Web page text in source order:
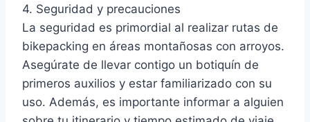
4. Seguridad y precauciones
La seguridad es primordial al realizar rutas de
bikepacking en áreas montañosas con arroyos.
Asegúrate de llevar contigo un botiquín de
primeros auxilios y estar familiarizado con su
uso. Además, es importante informar a alguien